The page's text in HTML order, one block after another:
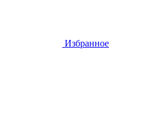
Избранное